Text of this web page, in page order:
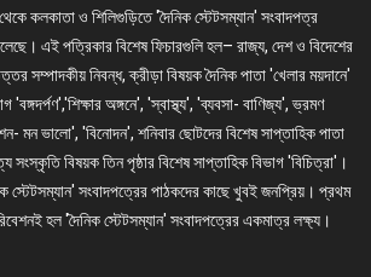
কলকাতা ও শিলিগুড়িতে 'দৈনিক স্টেটসম্যান' সংবাদপত্র
এই পত্রিকার বিশেষ ফিচারগুলি হল– রাজ্য, দেশ ও বিদেশের
সম্পাদকীয় নিবন্ধ, ক্রীড়া বিষয়ক দৈনিক পাতা 'খেলার ময়দানে'
'বঙ্গদর্পণ','শিক্ষার অঙ্গনে', 'স্বাস্থ্য', 'ব্যবসা- বাণিজ্য', ভ্রমণ
মন ভালো', 'বিনোদন', শনিবার ছোটদের বিশেষ সাপ্তাহিক পাতা
সংস্কৃতি বিষয়ক তিন পৃষ্ঠার বিশেষ সাপ্তাহিক বিভাগ 'বিচিত্রা'।
স্টেটসম্যান' সংবাদপত্রের পাঠকদের কাছে খুবই জনপ্রিয়। প্রথম
হল 'দৈনিক স্টেটসম্যান' সংবাদপত্রের একমাত্র লক্ষ্য।